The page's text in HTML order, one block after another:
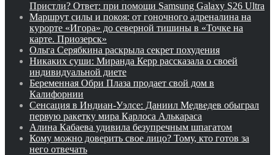
Пристли? Ответ: при помощи Samsung Galaxy S26 Ultra
Маршрут силы и покоя: от гоночного адреналина на
курорте «Игора» до северной тишины в «Точке на
карте. Приозерск»
Ольга Серябкина раскрыла секрет похудения
Никаких суши: Миранда Керр рассказала о своей
индивидуальной диете
Беременная Обри Плаза продает свой дом в
Калифорнии
Сенсация в Индиан‑Уэлсе: Даниил Медведев обыграл
первую ракетку мира Карлоса Алькараса
Алина Кабаева удивила безупречным шпагатом
Кому можно доверить свое лицо? Тому, кто готов за
него отвечать